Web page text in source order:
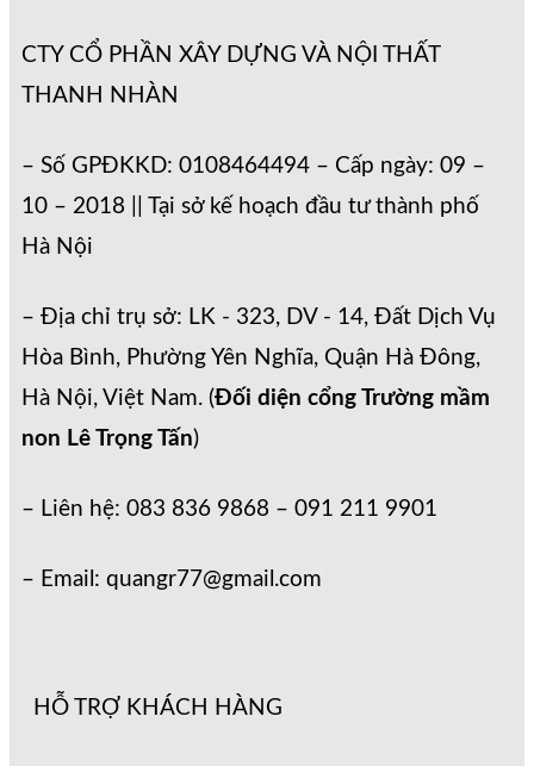
CTY CỔ PHẦN XÂY DỰNG VÀ NỘI THẤT
THANH NHÀN
– Số GPĐKKD: 0108464494 – Cấp ngày: 09 –
10 – 2018 || Tại sở kế hoạch đầu tư thành phố
Hà Nội
– Địa chỉ trụ sở: LK - 323, DV - 14, Đất Dịch Vụ
Hòa Bình, Phường Yên Nghĩa, Quận Hà Đông,
Hà Nội, Việt Nam. (Đối diện cổng Trường mầm
non Lê Trọng Tấn)
– Liên hệ: 083 836 9868 – 091 211 9901
– Email: quangr77@gmail.com
HỖ TRỢ KHÁCH HÀNG